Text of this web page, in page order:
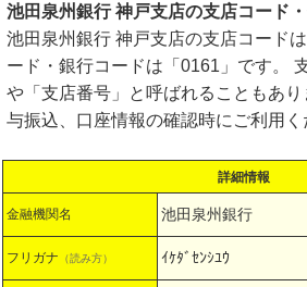
池田泉州銀行 神戸支店の支店コード
池田泉州銀行 神戸支店の支店コード
ード・銀行コードは「0161」です。
や「支店番号」と呼ばれることもあ
与振込、口座情報の確認時にご利用く
詳細情報
金融機関名 池田泉州銀行
フリガナ （読み方） ｲｹﾀﾞｾﾝｼﾕｳ